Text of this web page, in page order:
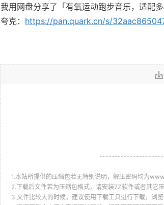
我用网盘分享了「有氧运动跑步音乐，适配
夸克： https://pan.quark.cn/s/
1.本站所提供的压缩包若无特别说明，解压密码均为
2.下载后文件若为压缩包格式，请安装7Z软件或者其它
3.文件比较大的时候，建议使用下载工具进行下载，浏